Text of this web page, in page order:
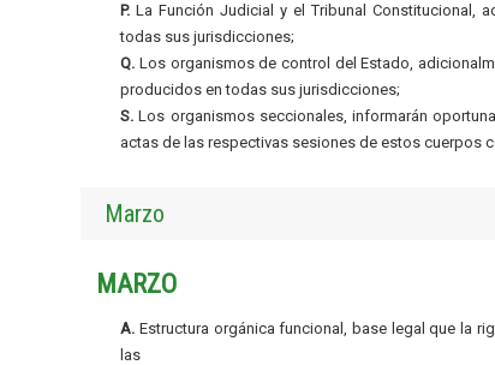
P. La Función Judicial y el Tribunal Constitucional,
todas sus jurisdicciones;
Q. Los organismos de control del Estado,
producidos en todas sus jurisdicciones;
S. Los organismos seccionales, informarán
actas de las respectivas sesiones de estos cuerpos
Marzo
MARZO
A. Estructura orgánica funcional, base legal que la
las